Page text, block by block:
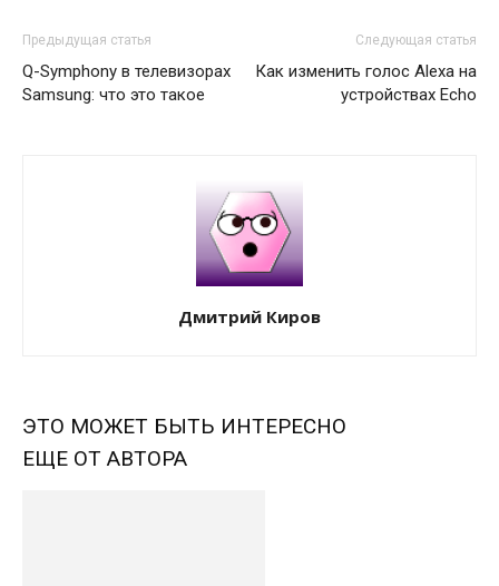
Предыдущая статья
Q-Symphony в телевизорах
Samsung: что это такое
Следующая статья
Как изменить голос Alexa на
устройствах Echo
Дмитрий Киров
ЭТО МОЖЕТ БЫТЬ ИНТЕРЕСНО
ЕЩЕ ОТ АВТОРА